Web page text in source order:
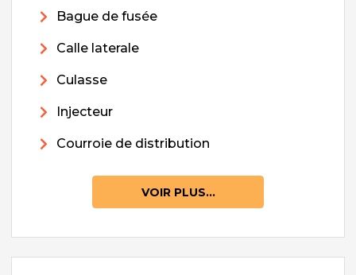
Bague de fusée
Calle laterale
Culasse
Injecteur
Courroie de distribution
VOIR PLUS...